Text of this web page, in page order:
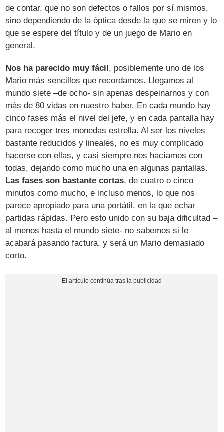
de contar, que no son defectos o fallos por sí mismos,
sino dependiendo de la óptica desde la que se miren y lo
que se espere del título y de un juego de Mario en
general.
Nos ha parecido muy fácil, posiblemente uno de los
Mario más sencillos que recordamos. Llegamos al
mundo siete –de ocho- sin apenas despeinarnos y con
más de 80 vidas en nuestro haber. En cada mundo hay
cinco fases más el nivel del jefe, y en cada pantalla hay
para recoger tres monedas estrella. Al ser los niveles
bastante reducidos y lineales, no es muy complicado
hacerse con ellas, y casi siempre nos hacíamos con
todas, dejando como mucho una en algunas pantallas.
Las fases son bastante cortas, de cuatro o cinco
minutos como mucho, e incluso menos, lo que nos
parece apropiado para una portátil, en la que echar
partidas rápidas. Pero esto unido con su baja dificultad –
al menos hasta el mundo siete- no sabemos si le
acabará pasando factura, y será un Mario demasiado
corto.